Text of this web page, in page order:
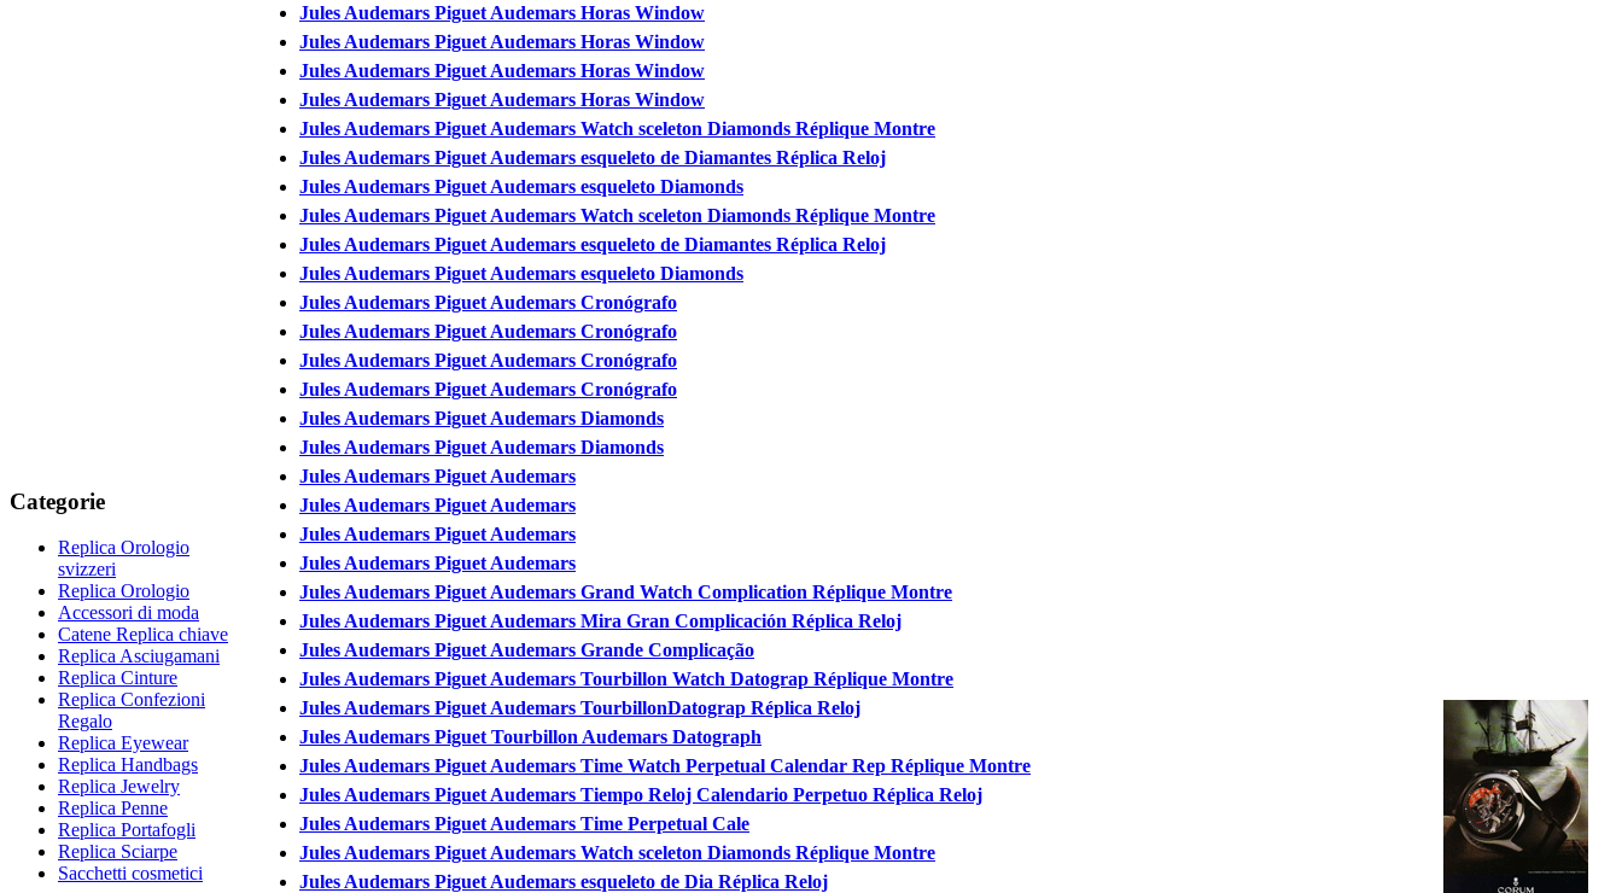
Categorie
Replica Orologio
svizzeri
Replica Orologio
Accessori di moda
Catene Replica chiave
Replica Asciugamani
Replica Cinture
Replica Confezioni
Regalo
Replica Eyewear
Replica Handbags
Replica Jewelry
Replica Penne
Replica Portafogli
Replica Sciarpe
Sacchetti cosmetici
Jules Audemars Piguet Audemars Horas Window
Jules Audemars Piguet Audemars Horas Window
Jules Audemars Piguet Audemars Horas Window
Jules Audemars Piguet Audemars Horas Window
Jules Audemars Piguet Audemars Watch sceleton Diamonds Réplique Montre
Jules Audemars Piguet Audemars esqueleto de Diamantes Réplica Reloj
Jules Audemars Piguet Audemars esqueleto Diamonds
Jules Audemars Piguet Audemars Watch sceleton Diamonds Réplique Montre
Jules Audemars Piguet Audemars esqueleto de Diamantes Réplica Reloj
Jules Audemars Piguet Audemars esqueleto Diamonds
Jules Audemars Piguet Audemars Cronógrafo
Jules Audemars Piguet Audemars Cronógrafo
Jules Audemars Piguet Audemars Cronógrafo
Jules Audemars Piguet Audemars Cronógrafo
Jules Audemars Piguet Audemars Diamonds
Jules Audemars Piguet Audemars Diamonds
Jules Audemars Piguet Audemars
Jules Audemars Piguet Audemars
Jules Audemars Piguet Audemars
Jules Audemars Piguet Audemars
Jules Audemars Piguet Audemars Grand Watch Complication Réplique Montre
Jules Audemars Piguet Audemars Mira Gran Complicación Réplica Reloj
Jules Audemars Piguet Audemars Grande Complicação
Jules Audemars Piguet Audemars Tourbillon Watch Datograp Réplique Montre
Jules Audemars Piguet Audemars TourbillonDatograp Réplica Reloj
Jules Audemars Piguet Tourbillon Audemars Datograph
Jules Audemars Piguet Audemars Time Watch Perpetual Calendar Rep Réplique Montre
Jules Audemars Piguet Audemars Tiempo Reloj Calendario Perpetuo Réplica Reloj
Jules Audemars Piguet Audemars Time Perpetual Cale
Jules Audemars Piguet Audemars Watch sceleton Diamonds Réplique Montre
Jules Audemars Piguet Audemars esqueleto de Dia Réplica Reloj